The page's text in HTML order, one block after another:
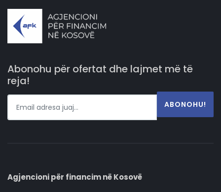
Abonohu për ofertat dhe lajmet më të
reja!
ABONOHU!
Agjencioni për financim në Kosovë